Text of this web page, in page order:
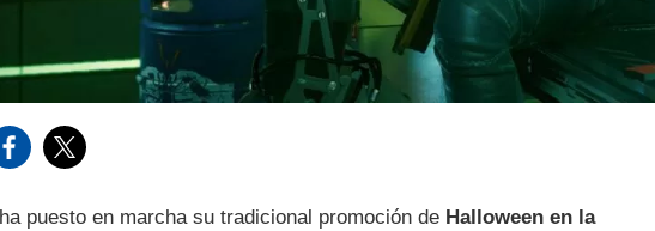
ha puesto en marcha su tradicional promoción de Halloween en la